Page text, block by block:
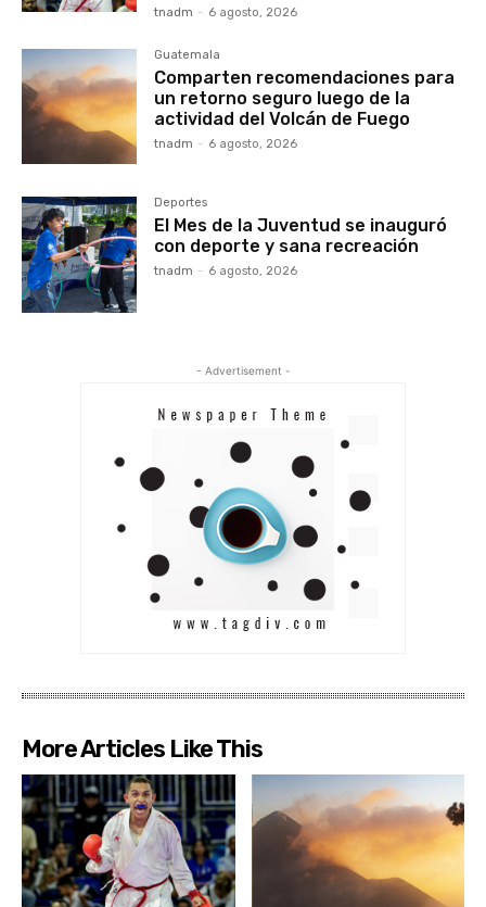
tnadm - 6 agosto, 2026
Guatemala
Comparten recomendaciones para
un retorno seguro luego de la
actividad del Volcán de Fuego
tnadm - 6 agosto, 2026
Deportes
El Mes de la Juventud se inauguró
con deporte y sana recreación
tnadm - 6 agosto, 2026
- Advertisement -
More Articles Like This